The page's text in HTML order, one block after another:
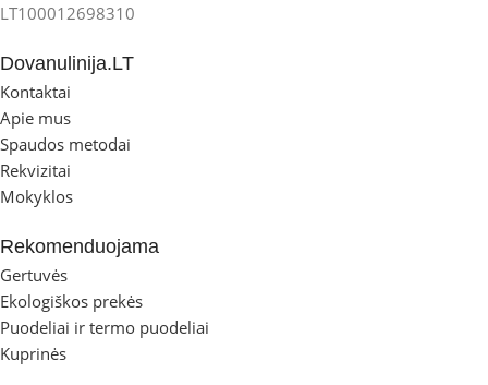
LT100012698310
Dovanulinija.LT
Kontaktai
Apie mus
Spaudos metodai
Rekvizitai
Mokyklos
Rekomenduojama
Gertuvės
Ekologiškos prekės
Puodeliai ir termo puodeliai
Kuprinės